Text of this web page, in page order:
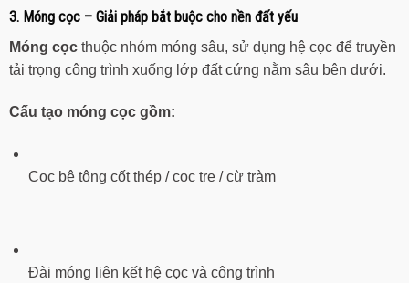
3. Móng cọc – Giải pháp bắt buộc cho nền đất yếu
Móng cọc thuộc nhóm móng sâu, sử dụng hệ cọc để truyền
tải trọng công trình xuống lớp đất cứng nằm sâu bên dưới.
Cấu tạo móng cọc gồm:
Cọc bê tông cốt thép / cọc tre / cừ tràm
Đài móng liên kết hệ cọc và công trình